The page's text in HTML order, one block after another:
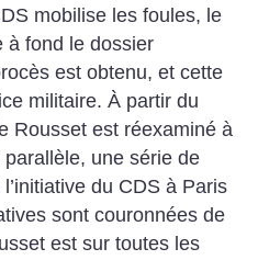
mobilise les foules, le
à fond le dossier
est obtenu, et cette
militaire. À partir du
Rousset est réexaminé à
une série de
du CDS à Paris
sont couronnées de
est sur toutes les